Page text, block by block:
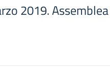
2019. Assemblea